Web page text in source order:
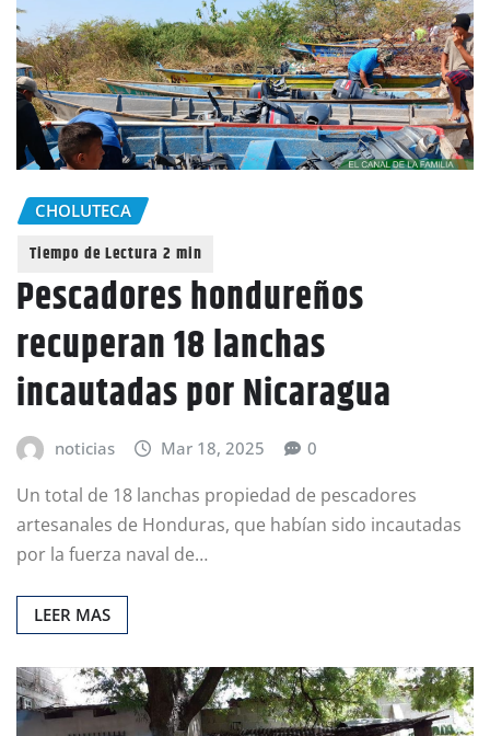
CHOLUTECA
Pescadores hondureños
recuperan 18 lanchas
incautadas por Nicaragua
noticias Mar 18, 2025 0
Un total de 18 lanchas propiedad de pescadores
artesanales de Honduras, que habían sido incautadas
por la fuerza naval de…
LEER MAS